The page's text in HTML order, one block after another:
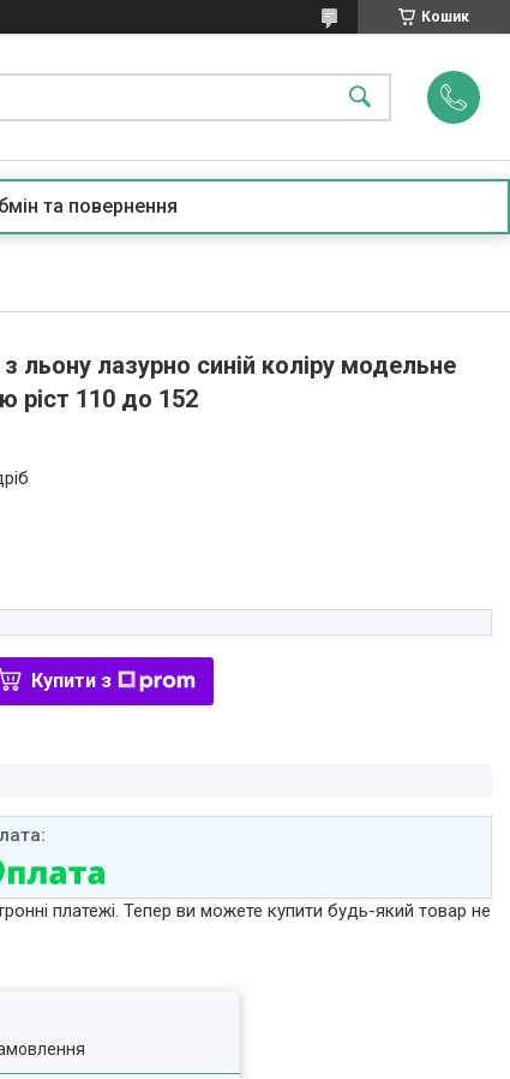
Кошик
та повернення
льону лазурно синій коліру модельне
ріст 110 до 152
Купити з
платежі. Тепер ви можете купити будь-який товар не